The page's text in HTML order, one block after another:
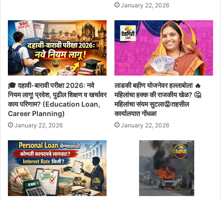
January 22, 2026
🎓 दहावी-बारावी परीक्षा 2026: नवे
नियम लागू! प्रवेश, पुढील शिक्षण व खर्चावर
काय परिणाम? (Education Loan,
Career Planning)
January 22, 2026
लाडकी बहीण योजनेवर हल्लाबोल! 🔥
महिलांचा हक्क की राजकीय खेळ? 🤔
महिलांचा संयम सुटला😡तहसील
कार्यालयात गोंधळ!
January 22, 2026